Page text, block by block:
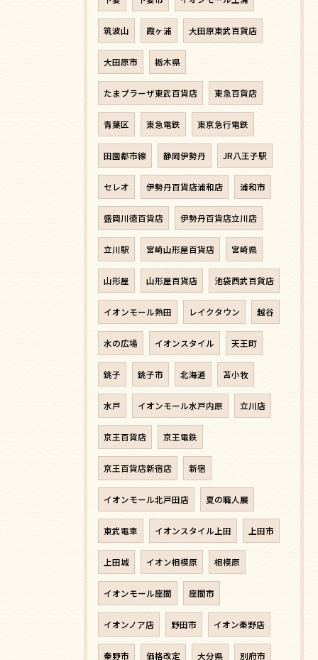
筑波山 霞ヶ浦 大田原東武百貨店
大田原市 栃木県
たまプラーザ東武百貨店 東急百貨店
青葉区 東急電鉄 東京急行電鉄
田園都市線 静岡伊勢丹 JR八王子駅
セレオ 伊勢丹百貨店浦和店 浦和市
盛岡川徳百貨店 伊勢丹百貨店立川店
立川駅 宮崎山形屋百貨店 宮崎県
山形屋 山形屋百貨店 池袋西武百貨店
イオンモール熱田 レイクタウン 越谷
水の広場 イオンスタイル 天王町
銚子 銚子市 北海道 苫小牧
水戸 イオンモール水戸内原 立川店
京王百貨店 京王電鉄
京王百貨店新宿店 新宿
イオンモール北戸田店 夏の職人展
東武電車 イオンスタイル上田 上田市
上田城 イオン相模原 相模原
イオンモール座間 座間市
イオンノア店 野田市 イオン秦野店
秦野市 価格改定 大分県 別府市